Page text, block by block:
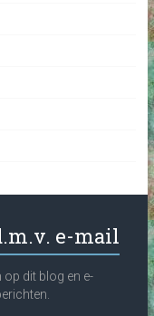
e-mail
dit blog en e-